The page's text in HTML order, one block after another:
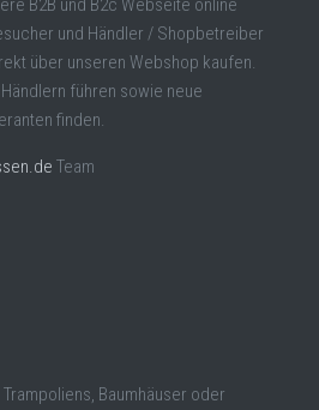
B2B und B2c Webseite online
und Händler / Shopbetreiber
über unseren Webshop kaufen.
führen sowie neue
finden.
Team
Baumhäuser oder